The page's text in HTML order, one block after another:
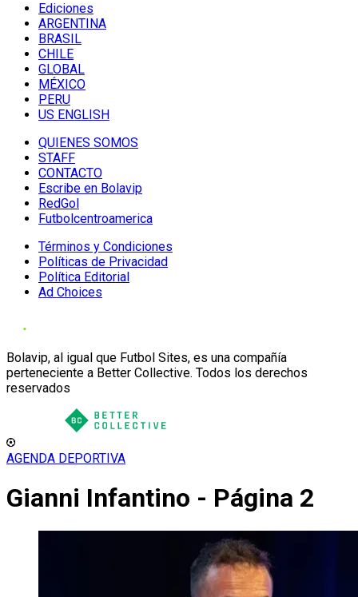
Ediciones
ARGENTINA
BRASIL
CHILE
GLOBAL
MÉXICO
PERU
US ENGLISH
QUIENES SOMOS
STAFF
CONTACTO
Escribe en Bolavip
RedGol
Futbolcentroamerica
Términos y Condiciones
Políticas de Privacidad
Política Editorial
Ad Choices
Bolavip, al igual que Futbol Sites, es una compañía
perteneciente a Better Collective. Todos los derechos
reservados
AGENDA DEPORTIVA
Gianni Infantino - Página 2